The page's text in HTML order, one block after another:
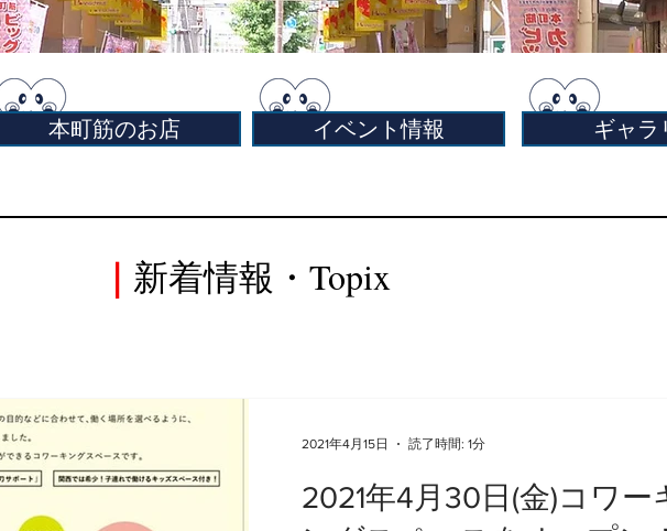
本町筋のお店 イベント情報 ギャラ
｜ ​新着情報・Topix
2021年4月30日(金)コワー
2021年4月15日 読了時間: 1分